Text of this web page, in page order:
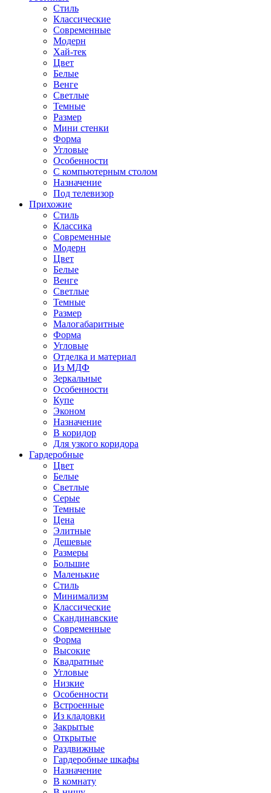
Стиль
Классические
Современные
Модерн
Хай-тек
Цвет
Белые
Венге
Светлые
Темные
Размер
Мини стенки
Форма
Угловые
Особенности
С компьютерным столом
Назначение
Под телевизор
Прихожие
Стиль
Классика
Современные
Модерн
Цвет
Белые
Венге
Светлые
Темные
Размер
Малогабаритные
Форма
Угловые
Отделка и материал
Из МДФ
Зеркальные
Особенности
Купе
Эконом
Назначение
В коридор
Для узкого коридора
Гардеробные
Цвет
Белые
Светлые
Серые
Темные
Цена
Элитные
Дешевые
Размеры
Большие
Маленькие
Стиль
Минимализм
Классические
Скандинавские
Современные
Форма
Высокие
Квадратные
Угловые
Низкие
Особенности
Встроенные
Из кладовки
Закрытые
Открытые
Раздвижные
Гардеробные шкафы
Назначение
В комнату